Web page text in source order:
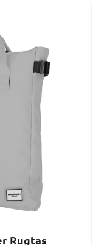
Rugtas